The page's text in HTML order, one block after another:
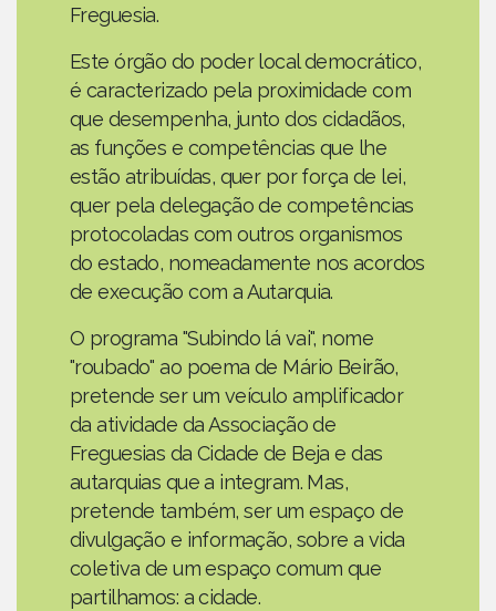
Freguesia.
Este órgão do poder local democrático,
é caracterizado pela proximidade com
que desempenha, junto dos cidadãos,
as funções e competências que lhe
estão atribuídas, quer por força de lei,
quer pela delegação de competências
protocoladas com outros organismos
do estado, nomeadamente nos acordos
de execução com a Autarquia.
O programa "Subindo lá vai", nome
"roubado" ao poema de Mário Beirão,
pretende ser um veículo amplificador
da atividade da Associação de
Freguesias da Cidade de Beja e das
autarquias que a integram. Mas,
pretende também, ser um espaço de
divulgação e informação, sobre a vida
coletiva de um espaço comum que
partilhamos: a cidade.